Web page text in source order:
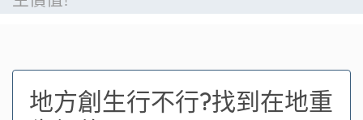
地方創生行不行?找到在地重